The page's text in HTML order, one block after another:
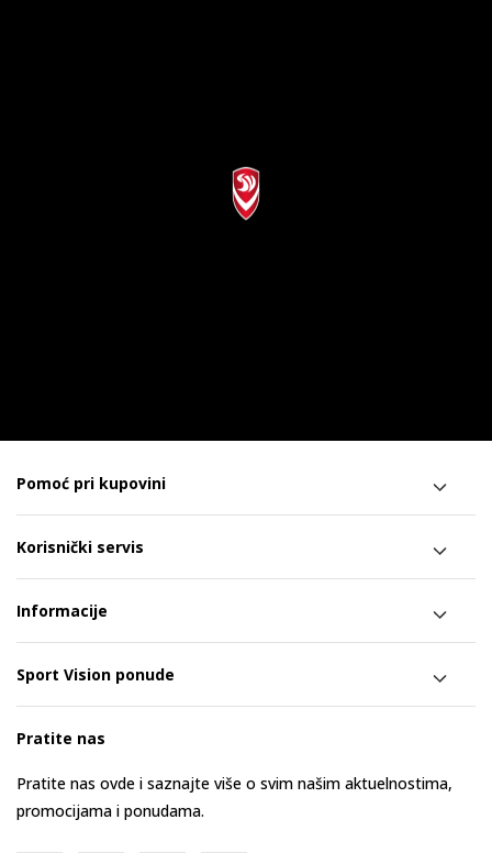
Pomoć pri kupovini
Korisnički servis
Informacije
Sport Vision ponude
Pratite nas
Pratite nas ovde i saznajte više o svim našim aktuelnostima,
promocijama i ponudama.